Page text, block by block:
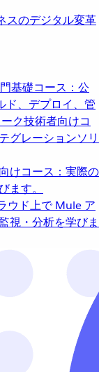
スのデジタル変革
基礎コース：公
ド、デプロイ、管
ク技術者向けコ
グレーションソリ
けコース：実際の
ます。
ウド上で Mule ア
視・分析を学びま